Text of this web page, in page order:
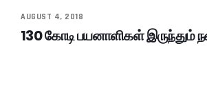
AUGUST 4, 2018
130 கோடி பயனாளிகள்